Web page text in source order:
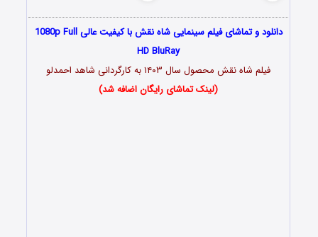
دانلود و تماشای فیلم سینمایی شاه نقش با کیفیت عالی 1080p Full
HD BluRay
فیلم شاه نقش محصول سال ۱۴۰۳ به کارگردانی شاهد احمدلو
(لینک تماشای رایگان اضافه شد)